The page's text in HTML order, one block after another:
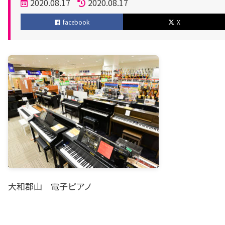
投
稿
日
2020.08.17
更
新
2020.08.17
facebook X
大和郡山 電子ピアノ